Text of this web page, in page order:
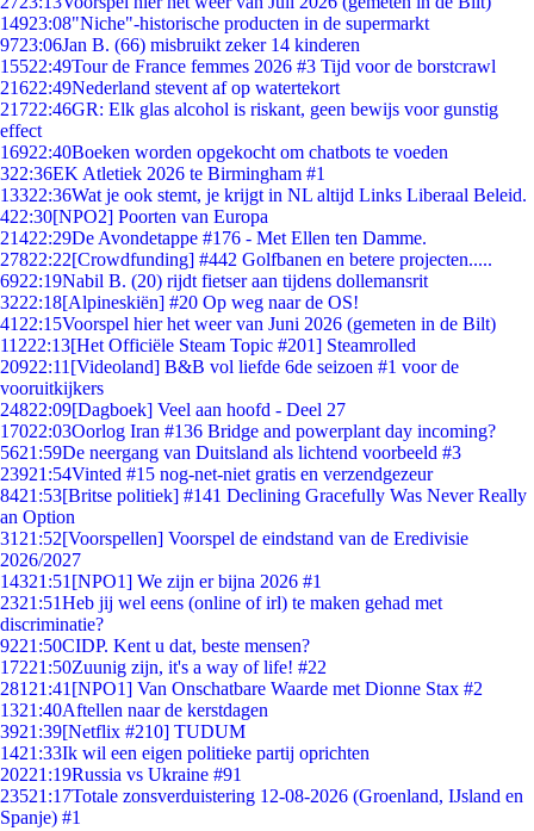
14923:08"Niche"-historische producten in de supermarkt
9723:06Jan B. (66) misbruikt zeker 14 kinderen
15522:49Tour de France femmes 2026 #3 Tijd voor de borstcrawl
21622:49Nederland stevent af op watertekort
21722:46GR: Elk glas alcohol is riskant, geen bewijs voor gunstig
effect
16922:40Boeken worden opgekocht om chatbots te voeden
322:36EK Atletiek 2026 te Birmingham #1
13322:36Wat je ook stemt, je krijgt in NL altijd Links Liberaal Beleid.
422:30[NPO2] Poorten van Europa
21422:29De Avondetappe #176 - Met Ellen ten Damme.
27822:22[Crowdfunding] #442 Golfbanen en betere projecten.....
6922:19Nabil B. (20) rijdt fietser aan tijdens dollemansrit
3222:18[Alpineskiën] #20 Op weg naar de OS!
41 22:15Voorspel hier het weer van Juni 2026 (gemeten in de Bilt)
11222:13[Het Officiële Steam Topic #201] Steamrolled
20922:11 [Videoland] B&B vol liefde 6de seizoen #1 voor de
vooruitkijkers
24822:09[Dagboek] Veel aan hoofd - Deel 27
17022:03Oorlog Iran #136 Bridge and powerplant day incoming?
5621:59De neergang van Duitsland als lichtend voorbeeld #3
23921:54Vinted #15 nog-net-niet gratis en verzendgezeur
8421:53[Britse politiek] #141 Declining Gracefully Was Never Really
an Option
31 21:52[Voorspellen] Voorspel de eindstand van de Eredivisie
2026/2027
14321:51 [NPO1] We zijn er bijna 2026 #1
2321:51Heb jij wel eens (online of irl) te maken gehad met
discriminatie?
9221:50CIDP. Kent u dat, beste mensen?
17221:50Zuunig zijn, it's a way of life! #22
281 21:41 [NPO1] Van Onschatbare Waarde met Dionne Stax #2
1321:40Aftellen naar de kerstdagen
3921:39[Netflix #210] TUDUM
1421:33Ik wil een eigen politieke partij oprichten
20221:19Russia vs Ukraine #91
23521:17Totale zonsverduistering 12-08-2026 (Groenland, IJsland en
Spanje) #1